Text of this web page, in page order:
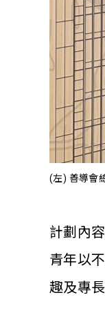
(左) 善導會
計劃內
青年以
趣及專